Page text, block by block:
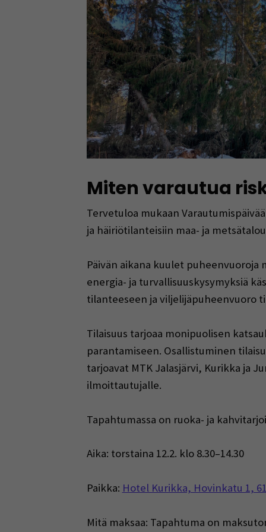
Miten varautua
Tervetuloa mukaan
ja häiriötilanteisiin maa- ja
Päivän aikana kuulet
energia- ja turvallisuuskysymyksiä
tilanteeseen ja viljelijäpuheenvuoro
Tilaisuus tarjoaa monipuolisen
parantamiseen. Osallistuminen
tarjoavat MTK Jalasjärvi, Kurikka ja
ilmoittautujalle.
Tapahtumassa on ruoka- ja
Aika: torstaina 12.2. klo 8.30–14.30
Paikka: Hotel Kurikka, Hovinkatu 1,
Mitä maksaa: Tapahtuma on